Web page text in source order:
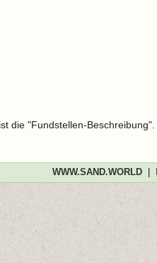
die "Fundstellen-
WWW.SAND.WORLD|